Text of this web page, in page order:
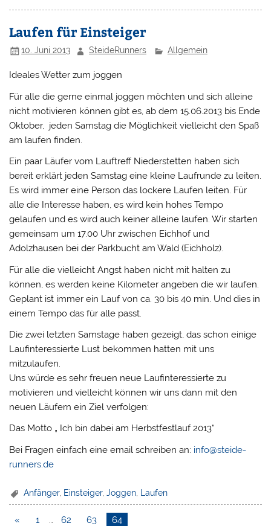
Laufen für Einsteiger
10. Juni 2013 SteideRunners Allgemein
Ideales Wetter zum joggen
Für alle die gerne einmal joggen möchten und sich alleine
nicht motivieren können gibt es, ab dem 15.06.2013 bis Ende
Oktober, jeden Samstag die Möglichkeit vielleicht den Spaß
am laufen finden.
Ein paar Läufer vom Lauftreff Niederstetten haben sich
bereit erklärt jeden Samstag eine kleine Laufrunde zu leiten.
Es wird immer eine Person das lockere Laufen leiten. Für
alle die Interesse haben, es wird kein hohes Tempo
gelaufen und es wird auch keiner alleine laufen. Wir starten
gemeinsam um 17.00 Uhr zwischen Eichhof und
Adolzhausen bei der Parkbucht am Wald (Eichholz).
Für alle die vielleicht Angst haben nicht mit halten zu
können, es werden keine Kilometer angeben die wir laufen.
Geplant ist immer ein Lauf von ca. 30 bis 40 min. Und dies in
einem Tempo das für alle passt.
Die zwei letzten Samstage haben gezeigt, das schon einige
Laufinteressierte Lust bekommen hatten mit uns
mitzulaufen.
Uns würde es sehr freuen neue Laufinteressierte zu
motivieren und vielleicht können wir uns dann mit den
neuen Läufern ein Ziel verfolgen:
Das Motto „ Ich bin dabei am Herbstfestlauf 2013“
Bei Fragen einfach eine email schreiben an: info@steide-
runners.de
Anfänger, Einsteiger,Joggen Laufen
« 1 … 62 63 64